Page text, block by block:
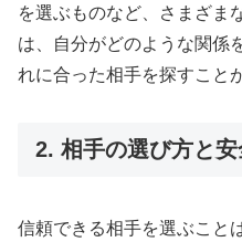
を選ぶものなど、さまざま
は、自分がどのような関係
れに合った相手を探すこと
2. 相手の選び方と
信頼できる相手を選ぶこと